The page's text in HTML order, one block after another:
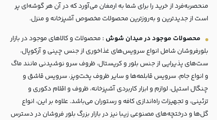
منحصربه‌فرد از خرید را برای شما به ارمغان می‌آورد که در آن هر گوشه‌ای پر
است از جدیدترین و به‌روزترین محصولات مخصوص آشپزخانه و منزل.
محصولات موجود در میدان شوش : محصولات و کالاهای موجود در بازار
بلورفروشان شامل انواع سرویس‌های غذاخوری از جنس چینی و آرکوپال،
ست‌های پذیرایی از جنس بلور و کریستال، ظروف سرو نوشیدنی مانند ماگ
و انواع جام، سرویس قابلمه‌ها و سایر ظروف پخت‌وپز، سرویس قاشق و
چنگال استیل، لوازم و ابزار کاربردی آشپزخانه، ظروف و اقلام دکوری و
تزئینی، و تجهیزات راه‌اندازی کافه و رستوران می‌باشد. علاوه بر این، انواع
گل‌ها و درختچه‌های مصنوعی زیبا نیز در بازار بزرگ بلور فروشان در دسترس